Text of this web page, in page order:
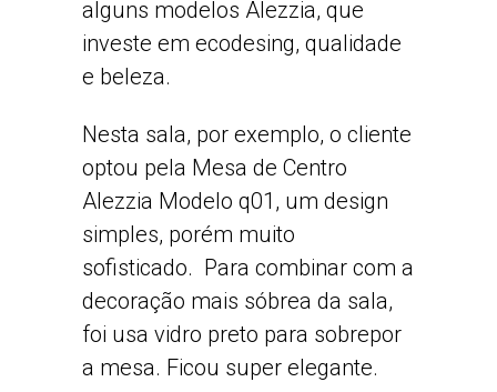
alguns modelos Alezzia, que
investe em ecodesing, qualidade
e beleza.
Nesta sala, por exemplo, o cliente
optou pela Mesa de Centro
Alezzia Modelo q01, um design
simples, porém muito
sofisticado. Para combinar com a
decoração mais sóbrea da sala,
foi usa vidro preto para sobrepor
a mesa. Ficou super elegante.